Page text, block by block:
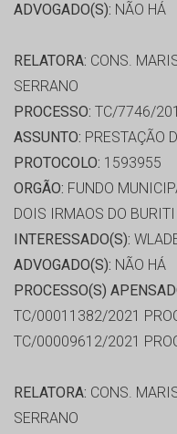
ADVOGADO(S): NÃO HÁ
RELATORA: CONS.
SERRANO
PROCESSO: TC/7746/
ASSUNTO: PRESTAÇÃO
PROTOCOLO: 1593955
ORGÃO: FUNDO
DOIS IRMAOS DO BURITI
INTERESSADO(S):
ADVOGADO(S): NÃO HÁ
PROCESSO(S)
TC/00011382/2021
TC/00009612/2021
RELATORA: CONS.
SERRANO